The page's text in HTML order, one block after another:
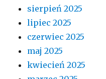
sierpień 2025
lipiec 2025
czerwiec 2025
maj 2025
kwiecień 2025